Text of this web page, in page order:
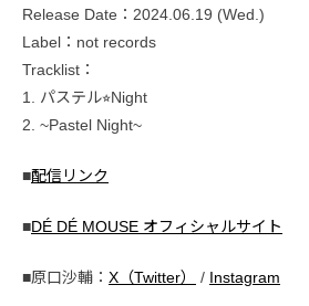
Release Date：2024.06.19 (Wed.)
Label：not records
Tracklist：
1. パステル⭐︎Night
2. ~Pastel Night~
■配信リンク
■DÉ DÉ MOUSE オフィシャルサイト
■原口沙輔： X（Twitter） / Instagram